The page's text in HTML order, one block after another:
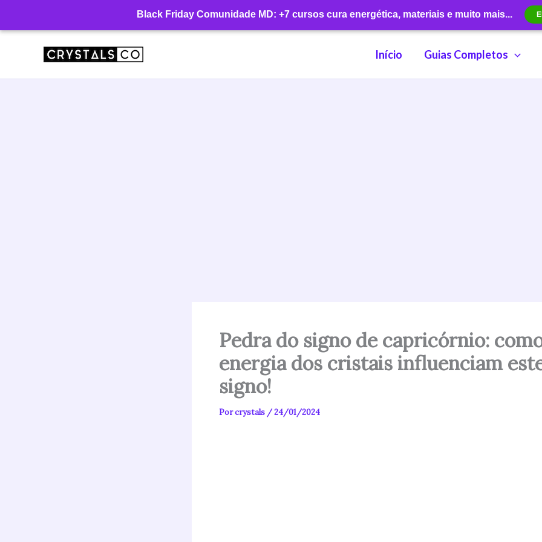
Black Friday Comunidade MD: +7 cursos cura energética, materiais e muito mais...
conteúdo
Início Guias Completos
Pedra do signo de capricórnio:
energia dos cristais influenciam
signo!
Porcrystals /24/01/2024